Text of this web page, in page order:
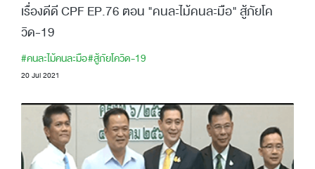
เรื่องดีดี CPF EP.76 ตอน "คนละไม้คนละมือ" สู้ภัยโค
วิด-19
#คนละไม้คนละมือ#สู้ภัยโควิด-19
20 Jul 2021